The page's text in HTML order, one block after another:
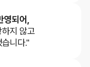
영되어,
지 않고
니다."